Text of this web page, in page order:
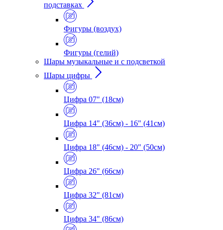
подставках
Фигуры (воздух)
Фигуры (гелий)
Шары музыкальные и с подсветкой
Шары цифры
Цифра 07" (18см)
Цифра 14" (36см) - 16" (41см)
Цифра 18" (46см) - 20" (50см)
Цифра 26" (66см)
Цифра 32" (81см)
Цифра 34" (86см)